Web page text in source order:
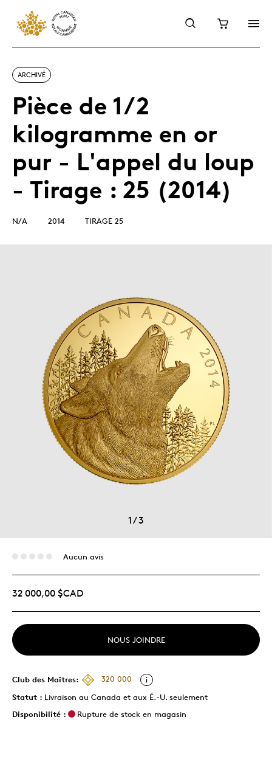
ARCHIVÉ
Pièce de 1/2
kilogramme en or
pur - L'appel du loup
- Tirage : 25 (2014)
N/A 2014 TIRAGE 25
1/3
Aucun avis
32 000,00 $CAD
NOUS JOINDRE
Club des Maîtres:
320 000
Statut : Livraison au Canada et aux É.-U. seulement
Disponibilité :
Rupture de stock en magasin